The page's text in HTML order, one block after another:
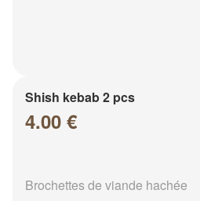
Shish kebab 2 pcs
4.00 €
Brochettes de viande hachée